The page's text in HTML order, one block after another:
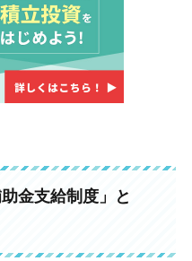
金支給制度」と